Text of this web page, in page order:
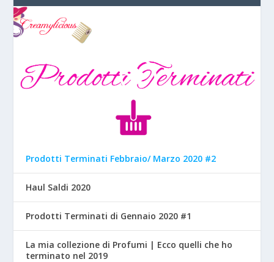
Prodotti Terminati Febbraio/ Marzo 2020 #2
Haul Saldi 2020
Prodotti Terminati di Gennaio 2020 #1
La mia collezione di Profumi | Ecco quelli che ho
terminato nel 2019